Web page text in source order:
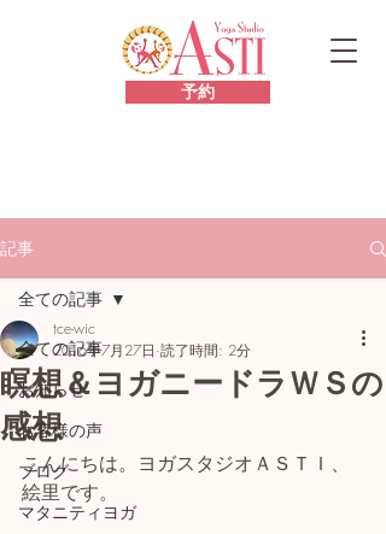
予約
記事
全ての記事
お知らせ
お客様の声
ブログ
マタニティヨガ
全ての記事
瞑想＆ヨガニードラＷＳの
感想
tce-wic
2016年7月27日 読了時間: 2分
こんにちは。ヨガスタジオＡＳＴＩ、
絵里です。